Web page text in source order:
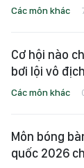
Các môn khác
Cơ hội nào
bơi lội vô
Các môn khác
Môn bóng
quốc 2026